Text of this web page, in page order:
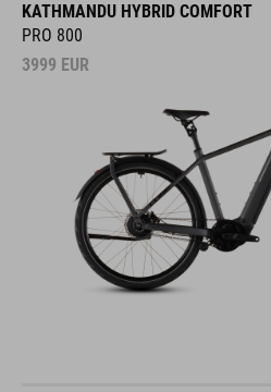
KATHMANDU HYBRID COMFORT
PRO 800
3999 EUR